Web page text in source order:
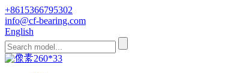
+8615366795302
info@cf-bearing.com
English